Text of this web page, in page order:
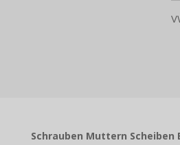
Schrauben Muttern Scheiben